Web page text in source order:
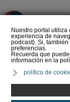
Nuestro portal
experiencia de
podcast). Si,
preferencias.
Recuerda que
información en la
política de